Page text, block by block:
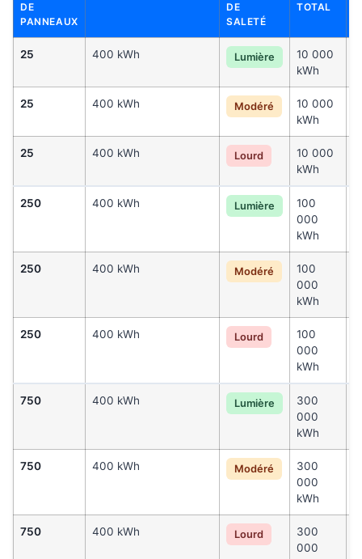
DE
PANNEAUX
DE
SALETÉ
TOTAL
25 400 kWh Lumière
10 000
kWh
25 400 kWh Modéré
10 000
kWh
25 400 kWh Lourd
10 000
kWh
250 400 kWh Lumière
100
000
kWh
250 400 kWh Modéré
100
000
kWh
250 400 kWh Lourd
100
000
kWh
750 400 kWh Lumière
300
000
kWh
750 400 kWh Modéré
300
000
kWh
750 400 kWh Lourd
300
000